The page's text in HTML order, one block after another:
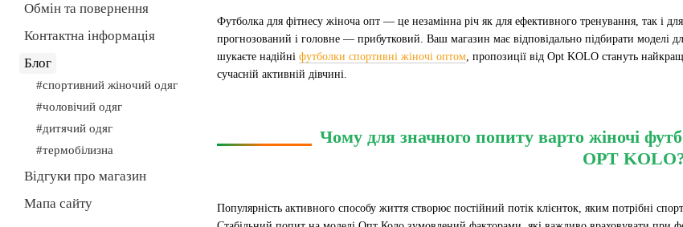
Футболка для фітнесу жіноча опт — це незамінна річ як для ефективного тренування, так і
прогнозований і головне — прибутковий. Ваш магазин має відповідально підбирати моделі
шукаєте надійні футболки спортивні жіночі оптом , пропозиції від Opt KOLO стануть
сучасній активній дівчині.
Чому для значного попиту варто жіночі
OPT
Популярність активного способу життя створює постійний потік клієнток, яким потрібні
Обмін та повернення
Контактна інформація
Блог
#спортивний жіночий одяг
#чоловічий одяг
#дитячий одяг
#термобілизна
Відгуки про магазин
Мапа сайту